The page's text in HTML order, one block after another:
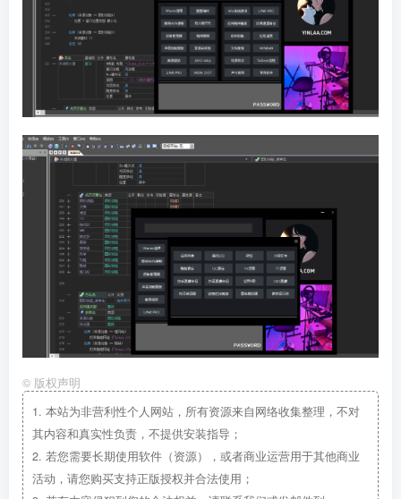
© 版权声明
1. 本站为非营利性个人网站，所有资源来自网络收集整理，不对
其内容和真实性负责，不提供安装指导；
2. 若您需要长期使用软件（资源），或者商业运营用于其他商业
活动，请您购买支持正版授权并合法使用；